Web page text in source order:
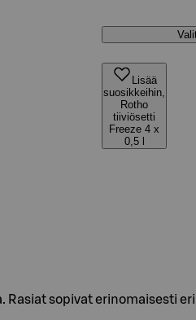
Lisää
suosikkeihin,
Rotho
tiiviösetti
Freeze 4 x
0,5 l
sopivat erinomaisesti